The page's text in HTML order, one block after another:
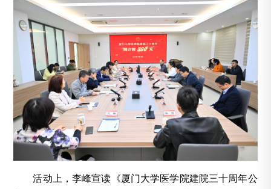
活动上，李峰宣读《厦门大学医学院建院三十周年公